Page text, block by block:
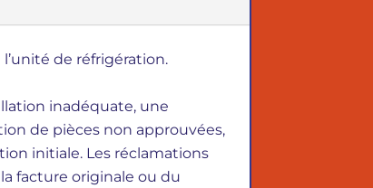
de réfrigération.
inadéquate, une
de pièces non approuvées,
initiale. Les réclamations
facture originale ou du